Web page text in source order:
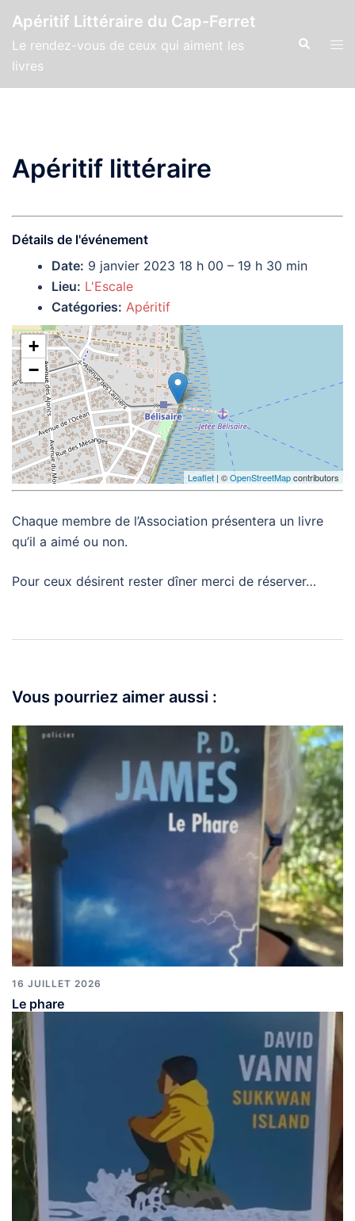
au
contenu
Apéritif Littéraire du Cap-Ferret
Le rendez-vous de ceux qui aiment les
livres
Apéritif littéraire
Détails de l'événement
Date: 9 janvier 2023 18 h 00 – 19 h 30 min
Lieu: L'Escale
Catégories: Apéritif
+
−
Leaflet | ©OpenStreetMapcontributors
Chaque membre de l’Association présentera un livre
qu’il a aimé ou non.
Pour ceux désirent rester dîner merci de réserver…
Vous pourriez aimer aussi :
16 JUILLET 2026
Le phare